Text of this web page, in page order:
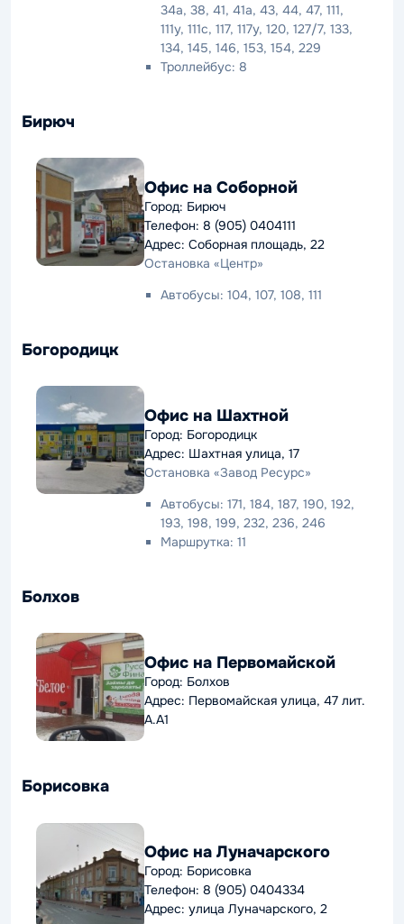
34а, 38, 41, 41а, 43, 44, 47, 111,
111у, 111c, 117, 117у, 120, 127/7, 133,
134, 145, 146, 153, 154, 229
Троллейбус: 8
Бирюч
Офис на Соборной
Город: Бирюч
Телефон: 8 (905) 0404111
Адрес: Соборная площадь, 22
Остановка «Центр»
Автобусы: 104, 107, 108, 111
Богородицк
Офис на Шахтной
Город: Богородицк
Адрес: Шахтная улица, 17
Остановка «Завод Ресурс»
Автобусы: 171, 184, 187, 190, 192,
193, 198, 199, 232, 236, 246
Маршрутка: 11
Болхов
Офис на Первомайской
Город: Болхов
Адрес: Первомайская улица, 47 лит.
А.А1
Борисовка
Офис на Луначарского
Город: Борисовка
Телефон: 8 (905) 0404334
Адрес: улица Луначарского, 2